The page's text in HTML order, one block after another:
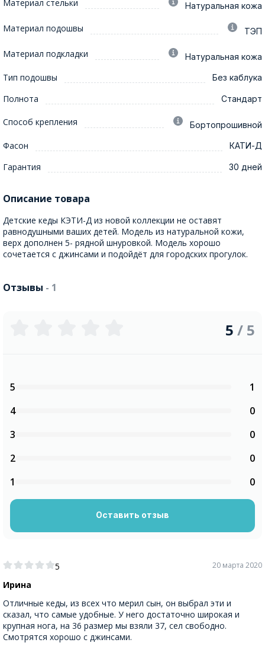
Материал стельки Натуральная кожа
Материал подошвы ТЭП
Материал подкладки Натуральная кожа
Тип подошвы Без каблука
Полнота Стандарт
Способ крепления Бортопрошивной
Фасон КАТИ-Д
Гарантия 30 дней
Описание товара
Детские кеды КЭТИ-Д из новой коллекции не оставят
равнодушными ваших детей. Модель из натуральной кожи,
верх дополнен 5- рядной шнуровкой. Модель хорошо
сочетается с джинсами и подойдёт для городских прогулок.
Отзывы - 1
5
Ирина
20 марта 2020
Отличные кеды, из всех что мерил сын, он выбрал эти и
сказал, что самые удобные. У него достаточно широкая и
крупная нога, на 36 размер мы взяли 37, сел свободно.
Смотрятся хорошо с джинсами.
5 / 5
5
1
4
0
3
0
2
0
1
0
Оставить отзыв